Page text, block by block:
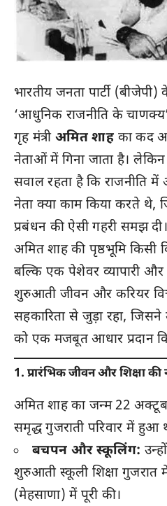
भारतीय जनता पार्टी
‘आधुनिक राजनीति के
गृह मंत्रीअमित शाह का कद
नेताओं में गिना जाता है।
सवाल रहता है कि राजनीति
नेता क्या काम किया करते
प्रबंधन की ऐसी गहरी समझ दी।
अमित शाह की पृष्ठभूमि किसी
बल्कि एक पेशेवर व्यापारी
शुरुआती जीवन और करियर
सहकारिता से जुड़ा रहा,
को एक मजबूत आधार प्रदान
1. प्रारंभिक जीवन और शिक्षा की
अमित शाह का जन्म 22
समृद्ध गुजराती परिवार में हुआ
बचपन और स्कूलिंग:
शुरुआती स्कूली शिक्षा
(मेहसाणा) में पूरी की।